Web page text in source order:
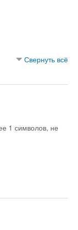
Свернуть всё
1 символов, не